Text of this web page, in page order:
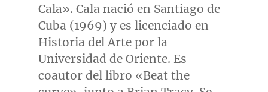
Cala». Cala nació en Santiago de
Cuba (1969) y es licenciado en
Historia del Artepor la
Universidad de Oriente. Es
coautor del libro «Beat the